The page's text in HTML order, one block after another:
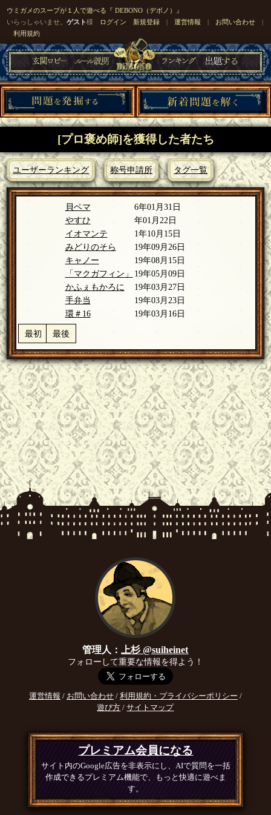
ウミガメのスープが１人で遊べる『 DEBONO（デボノ）』
いらっしゃいませ。ゲスト様 ログイン 新規登録 |運営情報 | お問い合わせ |
利用規約
[プロ褒め師]を獲得した者たち
ユーザーランキング 称号申請所 タグ一覧
貝ベマ
6年01月31日
やすひ
年01月22日
イオマンテ
1年10月15日
みどりのそら
19年09月26日
キャノー
19年08月15日
「マクガフィン」
19年05月09日
かふぇもかろに
19年03月27日
手弁当
19年03月23日
環＃16
19年03月16日
最初 最後
管理人：上杉 @suiheinet
フォローして重要な情報を得よう！
運営情報 / お問い合わせ/ 利用規約・プライバシーポリシー /
遊び方 /サイトマップ
プレミアム会員になる
サイト内のGoogle広告を非表示にし、AIで質問を一括
作成できるプレミアム機能で、もっと快適に遊べま
す。